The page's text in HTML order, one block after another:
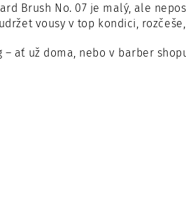
Brush No. 07 je malý, ale
vousy v top kondici,
ať už doma, nebo v barber